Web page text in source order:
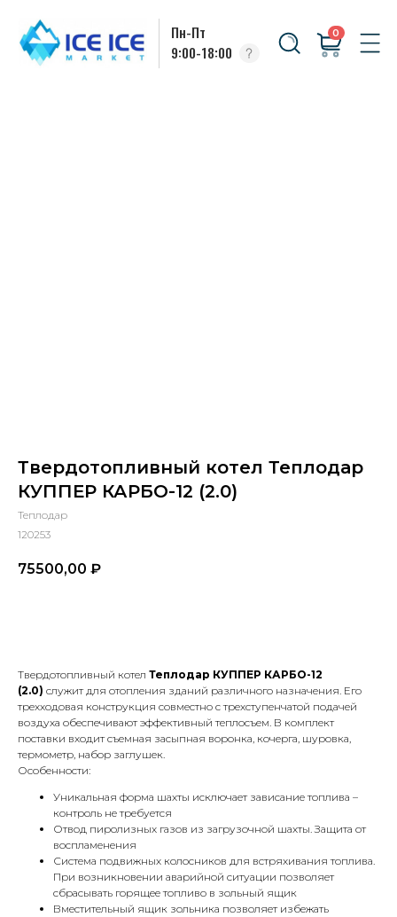
9:00-18:00
Твердотопливный котел Теплодар
КУППЕР КАРБО-12 (2.0)
Теплодар
120253
75500,00 ₽
Твердотопливный котел Теплодар КУППЕР КАРБО-12
(2.0) служит для отопления зданий различного назначения. Его
трехходовая конструкция совместно с трехступенчатой подачей
воздуха обеспечивают эффективный теплосъем. В комплект
поставки входит съемная засыпная воронка, кочерга, шуровка,
термометр, набор заглушек.
Особенности:
Уникальная форма шахты исключает зависание топлива –
контроль не требуется
Отвод пиролизных газов из загрузочной шахты. Защита от
воспламенения
Система подвижных колосников для встряхивания топлива.
При возникновении аварийной ситуации позволяет
сбрасывать горящее топливо в зольный ящик
Вместительный ящик зольника позволяет избежать
КОНТАКТЫ